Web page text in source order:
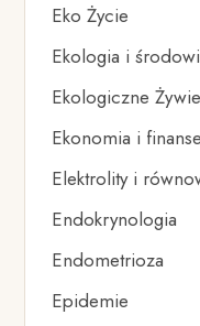
Eko Życie
Ekologia i
Ekologiczne
Ekonomia i finanse
Elektrolity i
Endokrynologia
Endometrioza
Epidemie